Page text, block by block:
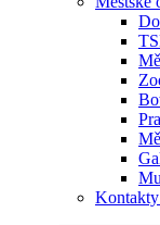
Kontakty